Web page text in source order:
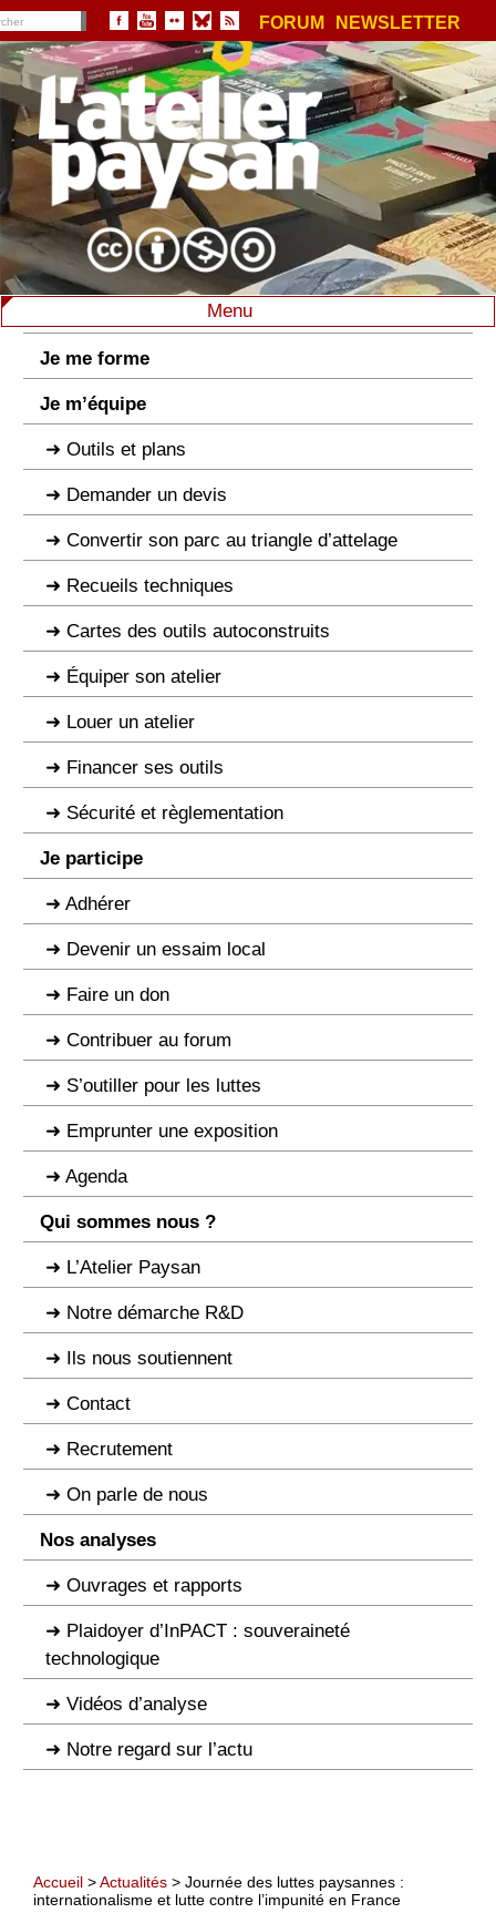
FORUM NEWSLETTER
Menu
Je me forme
Je m’équipe
Outils et plans
Demander un devis
Convertir son parc au triangle d’attelage
Recueils techniques
Cartes des outils autoconstruits
Équiper son atelier
Louer un atelier
Financer ses outils
Sécurité et règlementation
Je participe
Adhérer
Devenir un essaim local
Faire un don
Contribuer au forum
S’outiller pour les luttes
Emprunter une exposition
Agenda
Qui sommes nous ?
L’Atelier Paysan
Notre démarche R&D
Ils nous soutiennent
Contact
Recrutement
On parle de nous
Nos analyses
Ouvrages et rapports
Plaidoyer d’InPACT : souveraineté
technologique
Vidéos d’analyse
Notre regard sur l’actu
Accueil >Actualités > Journée des luttes paysannes :
internationalisme et lutte contre l’impunité en France